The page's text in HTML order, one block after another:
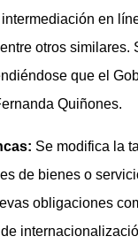
en
otros similares.
que el
Quiñones.
Se modifica la
de bienes o
obligaciones